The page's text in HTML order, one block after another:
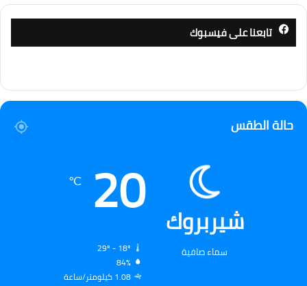
تابعنا على فيسبوك
حالة الطقس
شيربروك
سماء صافية
20
℃
84%
1.08 كيلومتر/ساعة